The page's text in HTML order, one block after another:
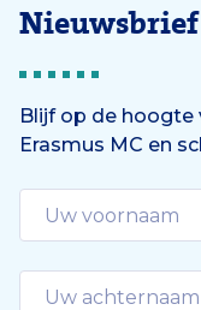
Nieuwsbrief
Blijf op de hoogte
Erasmus MC en